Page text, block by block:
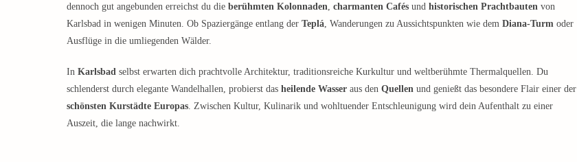
dennoch gut angebunden erreichst du die berühmten Kolonnaden charmanten Cafés und historischen Prachtbauten von
Karlsbad in wenigen Minuten. Ob Spaziergänge entlang der Teplá , Wanderungen zu Aussichtspunkten wie dem Diana-Turm oder
Ausflüge in die umliegenden Wälder.
In Karlsbad selbst erwarten dich prachtvolle Architektur, traditionsreiche Kurkultur und weltberühmte Thermalquellen. Du
schlenderst durch elegante Wandelhallen, probierst das heilende Wasser aus den Quellen und genießt das besondere Flair einer der
schönsten Kurstädte Europas . Zwischen Kultur, Kulinarik und wohltuender Entschleunigung wird dein Aufenthalt zu einer
Auszeit, die lange nachwirkt.